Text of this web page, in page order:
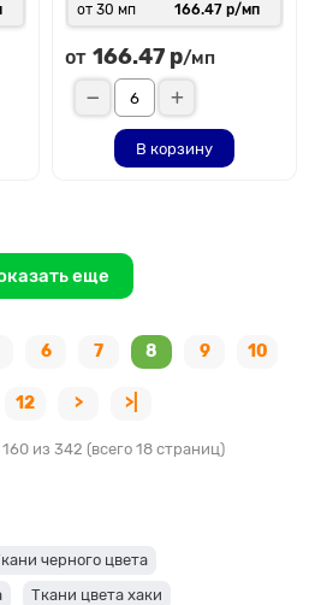
от 30 мп
166.47 р/мп
от 166.47 р/мп
В корзину
еще
6 7 8 9 10
12 > >|
из 342 (всего 18 страниц)
черного цвета
Ткани цвета хаки